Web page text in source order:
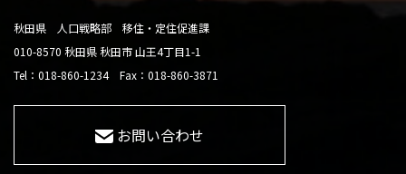
秋田県 人口戦略部 移住・定住促進課
010-8570 秋田県 秋田市 山王4丁目1-1
Tel：018-860-1234 Fax：018-860-3871
お問い合わせ